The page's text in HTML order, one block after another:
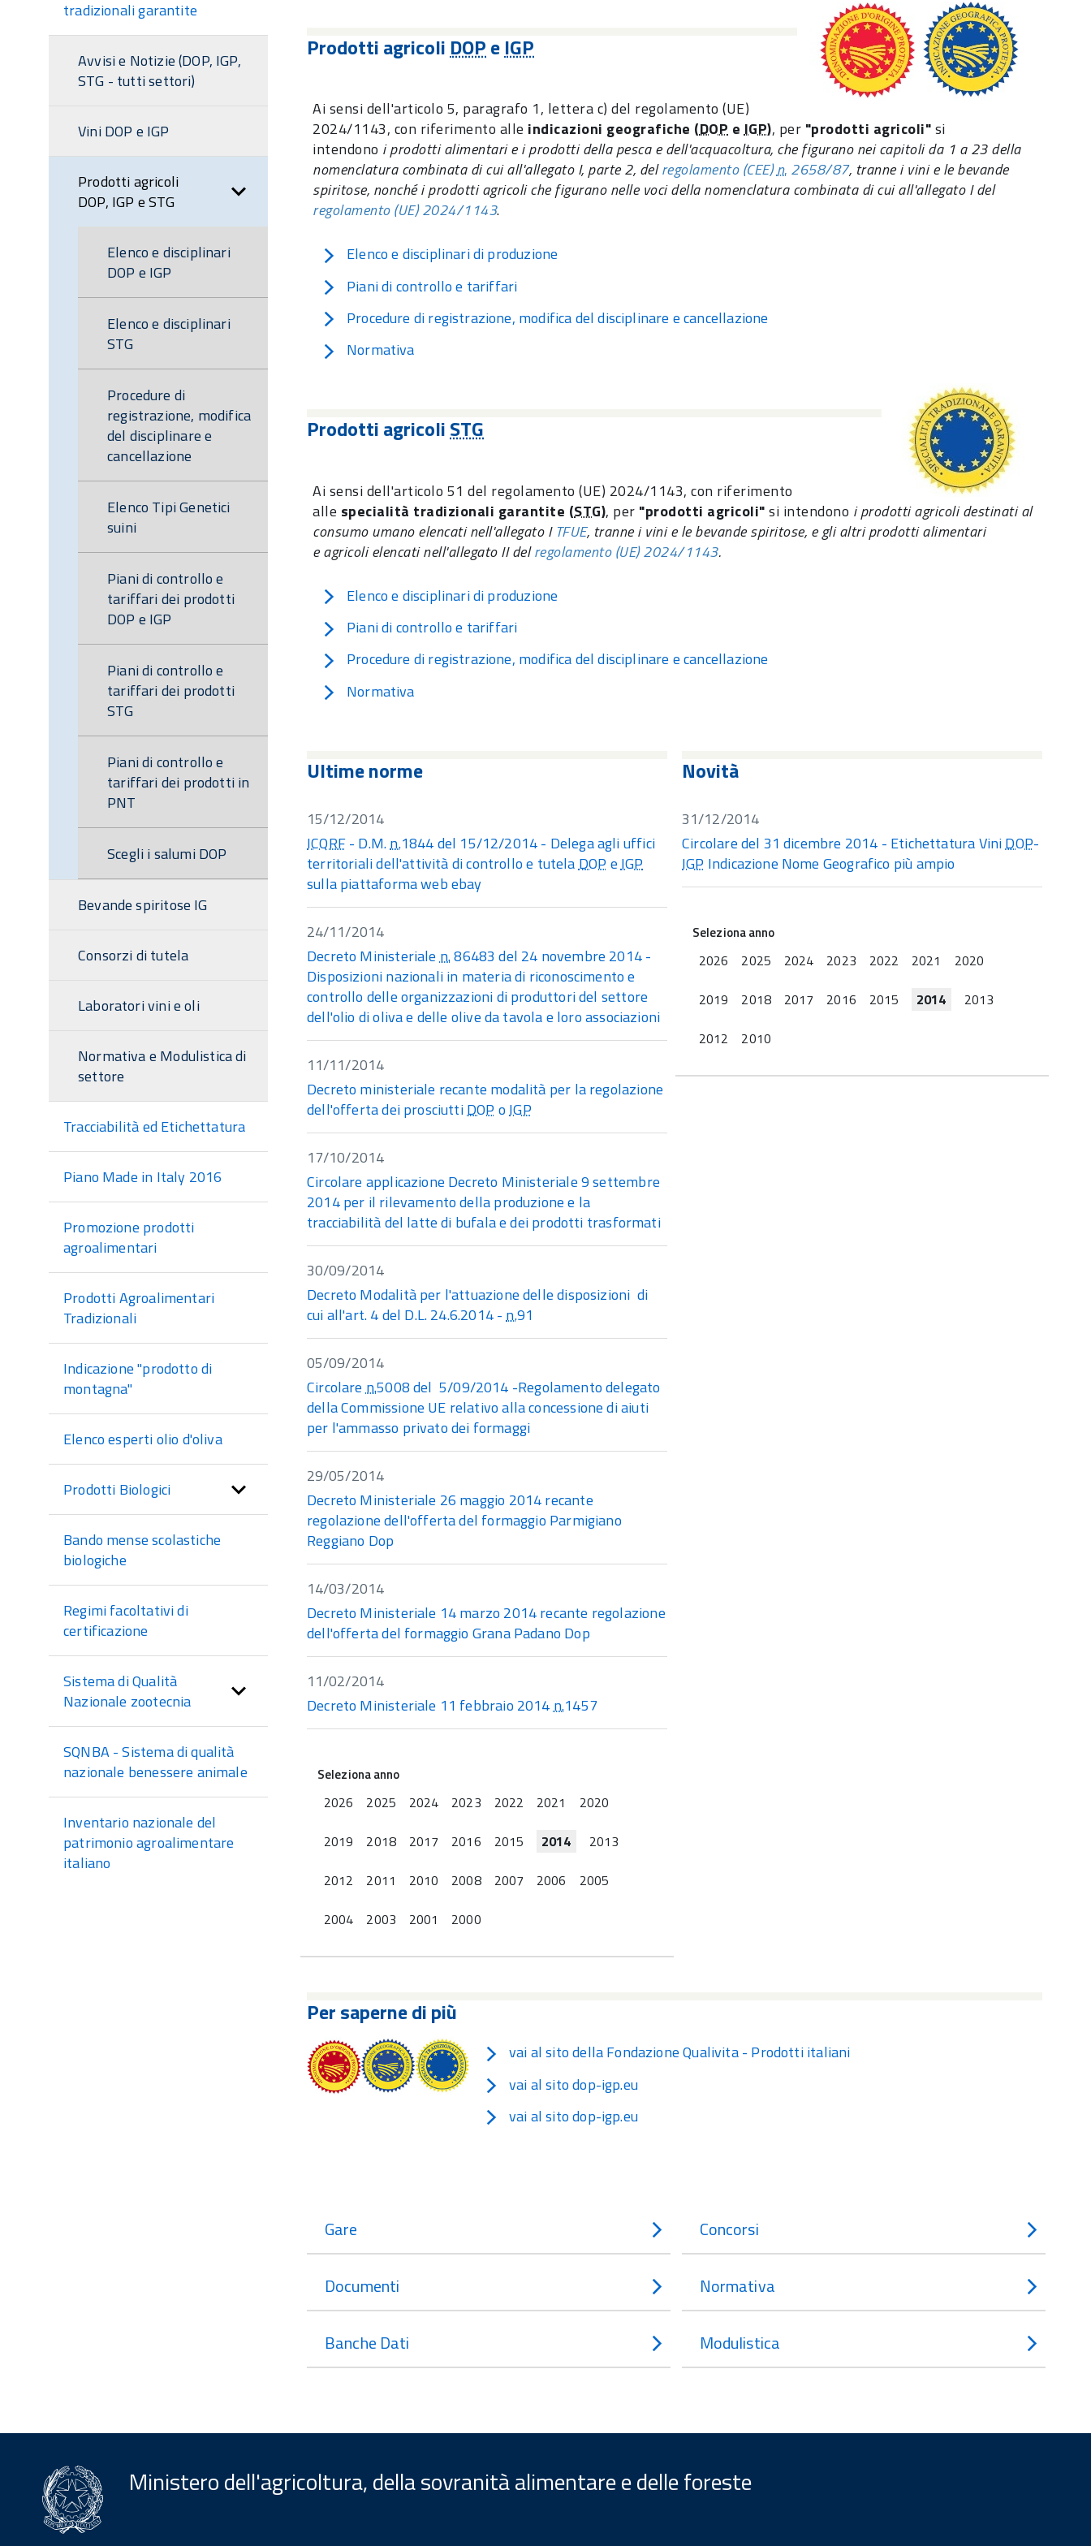
sezione
tradizionali garantite
Avvisi e Notizie (DOP, IGP,
STG - tutti settori)
Vini DOP e IGP
Prodotti agricoli
DOP, IGP e STG
Elenco e disciplinari
DOP e IGP
Elenco e disciplinari
STG
Procedure di
registrazione, modifica
del disciplinare e
cancellazione
Elenco Tipi Genetici
suini
Piani di controllo e
tariffari dei prodotti
DOP e IGP
Piani di controllo e
tariffari dei prodotti
STG
Piani di controllo e
tariffari dei prodotti in
PNT
Scegli i salumi DOP
Bevande spiritose IG
Consorzi di tutela
Laboratori vini e oli
Normativa e Modulistica di
settore
Tracciabilità ed Etichettatura
Piano Made in Italy 2016
Promozione prodotti
agroalimentari
Prodotti Agroalimentari
Tradizionali
Indicazione "prodotto di
montagna"
Elenco esperti olio d'oliva
Prodotti Biologici
Bando mense scolastiche
biologiche
Regimi facoltativi di
certificazione
Sistema di Qualità
Nazionale zootecnia
SQNBA - Sistema di qualità
nazionale benessere animale
Inventario nazionale del
patrimonio agroalimentare
italiano
Prodotti agricoli DOPeIGP
Ai sensi dell'articolo 5, paragrafo 1, lettera c) del regolamento (UE)
2024/1143, con riferimento alle indicazioni geografiche (DOP eIGP), per "prodotti agricoli"si
intendono i prodotti alimentari e i prodotti della pesca e dell'acquacoltura, che figurano nei capitoli da 1 a 23 della
nomenclatura combinata di cui all'allegato I, parte 2, delregolamento (CEE)n. 2658/87, tranne i vini e le bevande
spiritose, nonché i prodotti agricoli che figurano nelle voci della nomenclatura combinata di cui all'allegato I del
regolamento (UE) 2024/1143.
Elenco e disciplinari di produzione
Piani di controllo e tariffari
Procedure di registrazione, modifica del disciplinare e cancellazione
Normativa
Prodotti agricoliSTG
Ai sensi dell'articolo 51 del regolamento (UE) 2024/1143, con riferimento
alle specialità tradizionali garantite (STG), per "prodotti agricoli"si intendono i prodotti agricoli destinati al
consumo umano elencati nell'allegato I TFUE, tranne i vini e le bevande spiritose, e gli altri prodotti alimentari
e agricoli elencati nell'allegato II delregolamento (UE) 2024/1143.
Elenco e disciplinari di produzione
Piani di controllo e tariffari
Procedure di registrazione, modifica del disciplinare e cancellazione
Normativa
Ultime norme
15/12/2014
ICQRF- D.M.n.1844 del 15/12/2014 - Delega agli uffici
territoriali dell'attività di controllo e tutelaDOP eIGP
sulla piattaforma web ebay
24/11/2014
Decreto Ministerialen.86483 del 24 novembre 2014 -
Disposizioni nazionali in materia di riconoscimento e
controllo delle organizzazioni di produttori del settore
dell'olio di oliva e delle olive da tavola e loro associazioni
11/11/2014
Decreto ministeriale recante modalità per la regolazione
dell'offerta dei prosciuttiDOP oIGP
17/10/2014
Circolare applicazione Decreto Ministeriale 9 settembre
2014 per il rilevamento della produzione e la
tracciabilità del latte di bufala e dei prodotti trasformati
30/09/2014
Decreto Modalità per l'attuazione delle disposizioni di
cui all'art. 4 del D.L. 24.6.2014 -n.91
05/09/2014
Circolaren.5008 del 5/09/2014 -Regolamento delegato
della Commissione UE relativo alla concessione di aiuti
per l'ammasso privato dei formaggi
29/05/2014
Decreto Ministeriale 26 maggio 2014 recante
regolazione dell'offerta del formaggio Parmigiano
Reggiano Dop
14/03/2014
Decreto Ministeriale 14 marzo 2014 recante regolazione
dell'offerta del formaggio Grana Padano Dop
11/02/2014
Decreto Ministeriale 11 febbraio 2014n.1457
Seleziona anno
2026 2025 2024 2023 2022 2021
2020
2019
2018 2017 2016 2015 2014
2013
2012
2011 2010 2008 2007 2006
2005
2004
2003 2001 2000
Novità
31/12/2014
Circolare del 31 dicembre 2014 - Etichettatura ViniDOP-
IGP Indicazione Nome Geografico più ampio
Seleziona anno
2026 2025 2024 2023 2022 2021
2020
2019
2018 2017 2016 2015 2014
2013
2012
2010
Per saperne di più
vai al sito della Fondazione Qualivita - Prodotti italiani
vai al sito dop-igp.eu
vai al sito dop-igp.eu
Gare Concorsi
Documenti Normativa
Banche Dati Modulistica
Ministero dell'agricoltura, della sovranità alimentare e delle foreste